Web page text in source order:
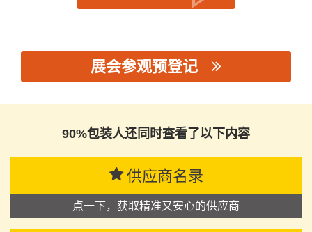
展会参观预登记
90%包装人还同时查看了以下内容
供应商名录
点一下，获取精准又安心的供应商